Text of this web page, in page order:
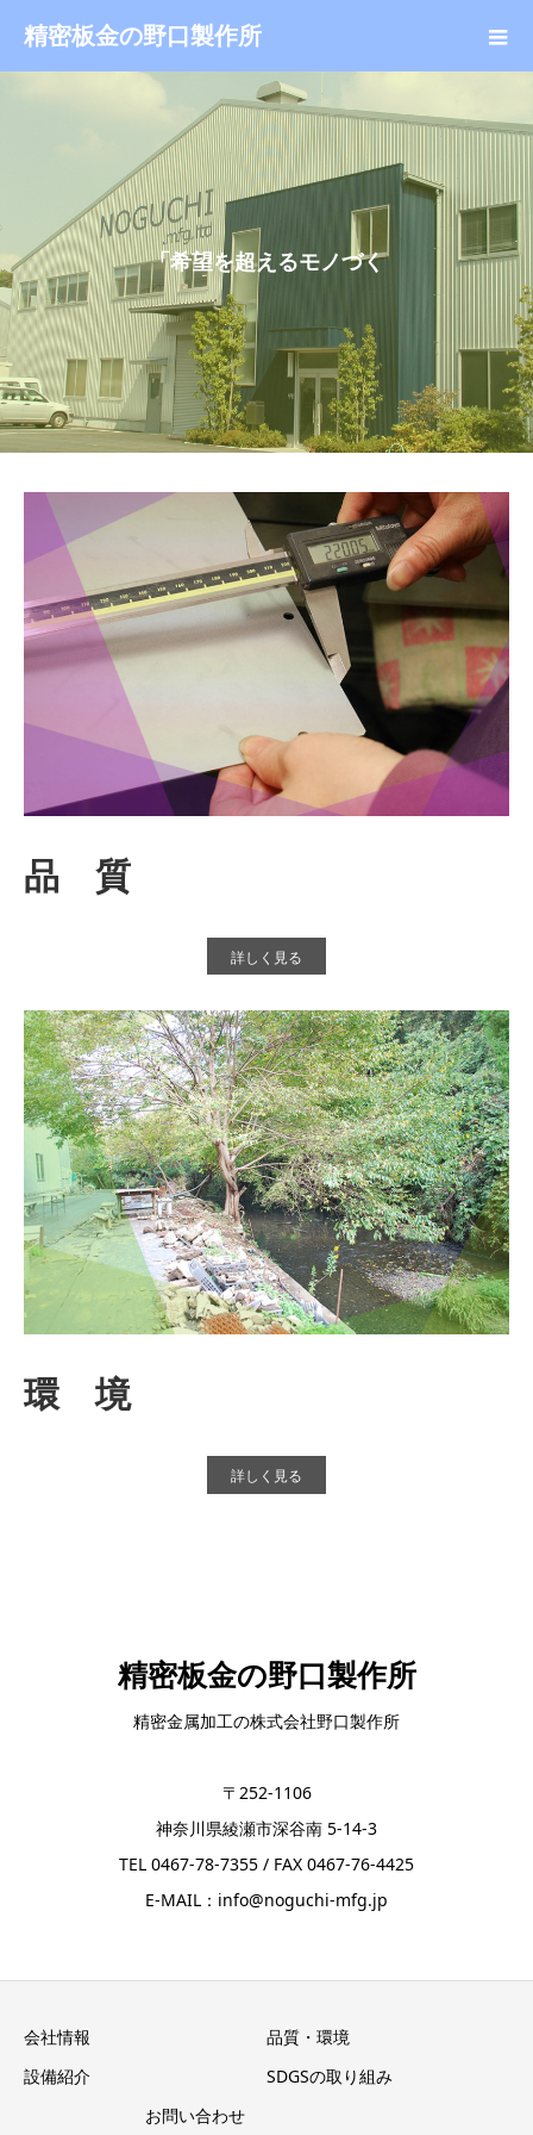
精密板金の野口製作所
「希望を超える モノ づくり」
品 質
詳しく見る
環 境
詳しく見る
精密板金の野口製作所
精密金属加工の株式会社野口製作所
〒252-1106
神奈川県綾瀬市深谷南 5-14-3
TEL 0467-78-7355 / FAX 0467-76-4425
E-MAIL：info@noguchi-mfg.jp
会社情報
品質・環境
設備紹介
SDGSの取り組み
お問い合わせ